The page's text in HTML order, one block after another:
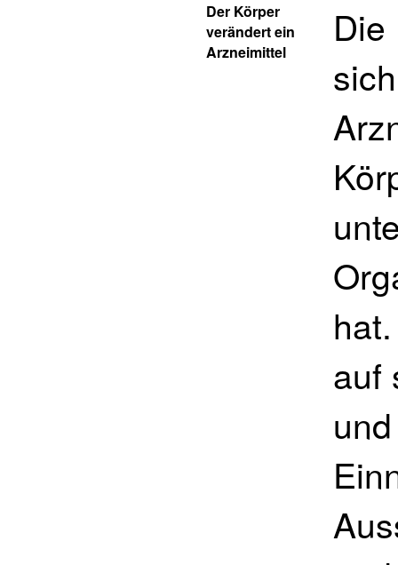
Der Körper
verändert ein
Arzneimittel
auf